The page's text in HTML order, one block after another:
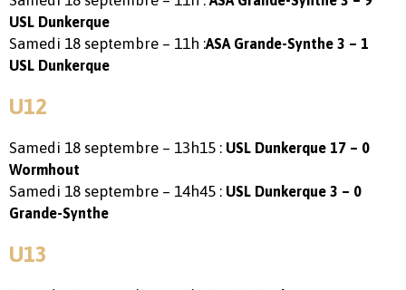
USL Dunkerque
Samedi 18 septembre – 11h :ASA Grande-Synthe 3 – 1
USL Dunkerque
U12
Samedi 18 septembre – 13h15 : USL Dunkerque 17 – 0
Wormhout
Samedi 18 septembre – 14h45 : USL Dunkerque 3 – 0
Grande-Synthe
U13